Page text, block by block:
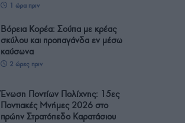
1 ώρα πριν
Βόρεια Κορέα: Σούπα με κρέας
σκύλου και προπαγάνδα εν μέσω
καύσωνα
2 ώρες πριν
Ένωση Ποντίων Πολίχνης: 15ες
Ποντιακές Μνήμες 2026 στο
πρώην Στρατόπεδο Καρατάσιου